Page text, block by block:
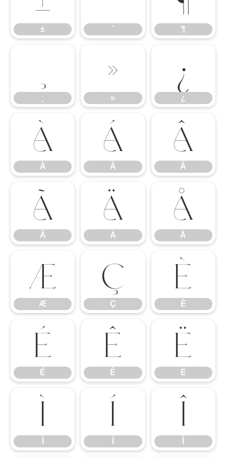
± ´ ¶
»
»
¿
¿
À
À
Á
Á
Â
Â
Ã
Ã
Ä
Ä
Å
Å
Æ
Æ
Ç
Ç
È
È
É
É
Ê
Ê
Ë
Ë
Ì Í Î